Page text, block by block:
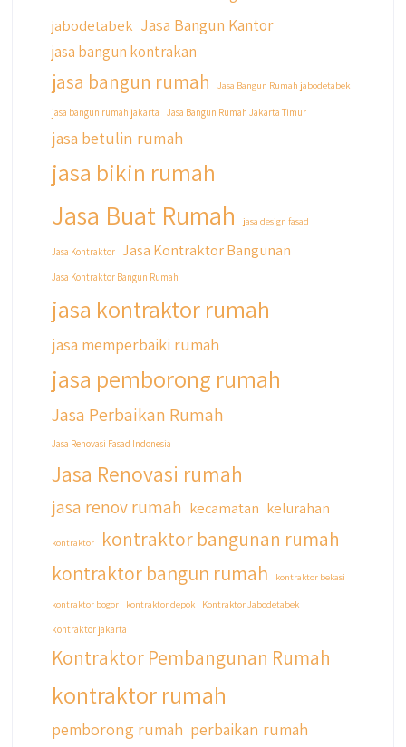
3 years ago
Siapa yang udah masuk List untuk Bangun
dan Renovasi rumah Di @qyusipersada
Untuk informasi lebih lanjut terkait program
di bio yaa
#jasabangunrumahjakarta
#jasarenovasirumahjakarta
#kontraktorjakarta #kontraktorbangunan
#kontraktorbangunanjakarta
#kontraktorbekasi #kontraktorinteriorjakarta
#jasabangunrumahdepok
#jasarenovasirumahbekasi
#jasadesainrumahmurah
#jasadesainrumahjakarta
#kontraktorbangunanjabodetabek
#jasabangunrumahjabodetabek
#qyusipersada
jabodetabek Jasa Bangun Kantor
jasa bangun kontrakan
jasa bangun rumah Jasa Bangun Rumah jabodetabek
jasa bangun rumah jakarta Jasa Bangun Rumah Jakarta Timur
jasa betulin rumah
jasa bikin rumah
Jasa Buat Rumah jasa design fasad
Jasa Kontraktor Jasa Kontraktor Bangunan
Jasa Kontraktor Bangun Rumah
jasa kontraktor rumah
jasa memperbaiki rumah
jasa pemborong rumah
Jasa Perbaikan Rumah
Jasa Renovasi Fasad Indonesia
Jasa Renovasi rumah
jasa renov rumah kecamatan kelurahan
kontraktor
kontraktor bangunan rumah
kontraktor bangun rumah
kontraktor bekasi
kontraktor bogor kontraktor depok
Kontraktor Jabodetabek
kontraktor jakarta
Kontraktor Pembangunan Rumah
kontraktor rumah
pemborong rumah perbaikan rumah